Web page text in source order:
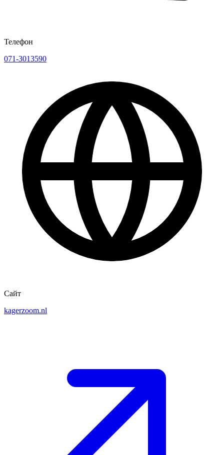
Телефон
071-3013590
Сайт
kagerzoom.nl